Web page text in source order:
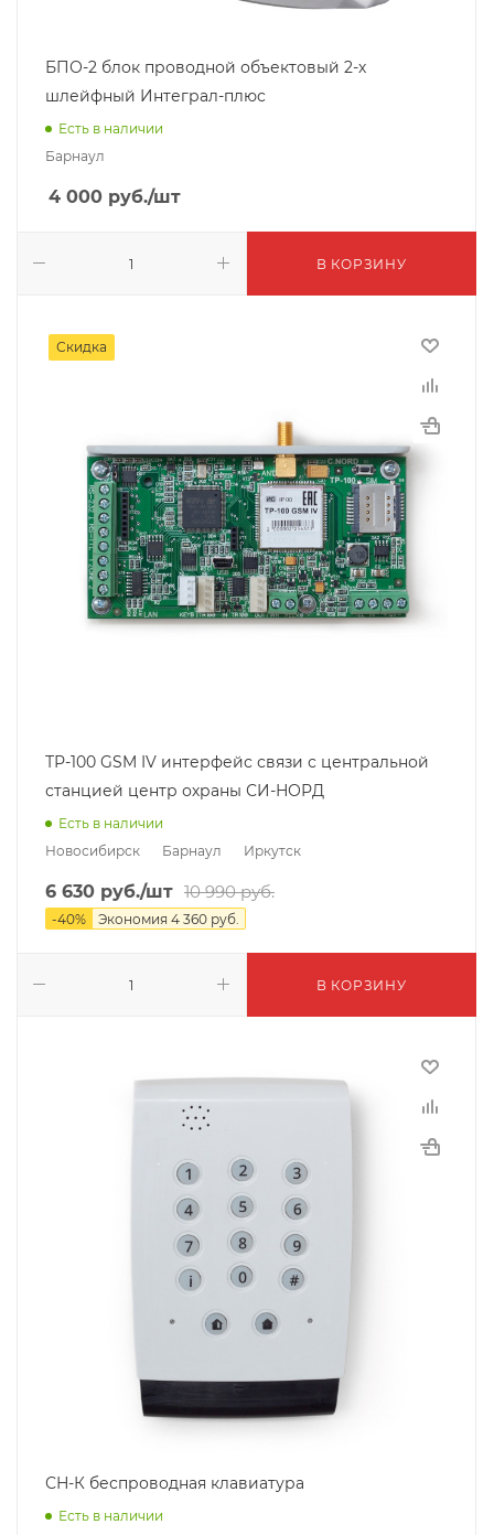
БПО-2 блок проводной объектовый 2-х
шлейфный Интеграл-плюс
Есть в наличии
Барнаул
4 000 руб./шт
В КОРЗИНУ
Скидка
ТР-100 GSM IV интерфейс связи с центральной
станцией центр охраны СИ-НОРД
Есть в наличии
Новосибирск
Барнаул Иркутск
6 630 руб./шт 10 990руб.
-40% Экономия 4 360 руб.
В КОРЗИНУ
СН-К беспроводная клавиатура
Есть в наличии